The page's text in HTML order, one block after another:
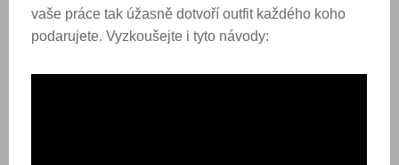
vaše práce tak úžasně dotvoří outfit každého koho
podarujete. Vyzkoušejte i tyto návody: